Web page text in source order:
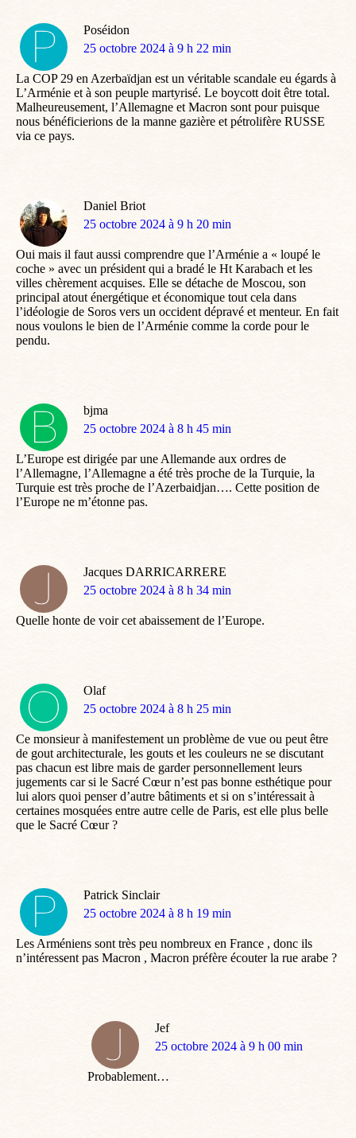
Poséidon
dit
25 octobre 2024 à 9 h 22 min
La COP 29 en Azerbaïdjan est un véritable scandale eu égards à
L’Arménie et à son peuple martyrisé. Le boycott doit être total.
Malheureusement, l’Allemagne et Macron sont pour puisque
nous bénéficierions de la manne gazière et pétrolifère RUSSE
via ce pays.
Daniel Briot
dit
25 octobre 2024 à 9 h 20 min
Oui mais il faut aussi comprendre que l’Arménie a « loupé le
coche » avec un président qui a bradé le Ht Karabach et les
villes chèrement acquises. Elle se détache de Moscou, son
principal atout énergétique et économique tout cela dans
l’idéologie de Soros vers un occident dépravé et menteur. En fait
nous voulons le bien de l’Arménie comme la corde pour le
pendu.
bjma
dit
25 octobre 2024 à 8 h 45 min
L’Europe est dirigée par une Allemande aux ordres de
l’Allemagne, l’Allemagne a été très proche de la Turquie, la
Turquie est très proche de l’Azerbaidjan…. Cette position de
l’Europe ne m’étonne pas.
Jacques DARRICARRERE
dit
25 octobre 2024 à 8 h 34 min
Quelle honte de voir cet abaissement de l’Europe.
Olaf
dit
25 octobre 2024 à 8 h 25 min
Ce monsieur à manifestement un problème de vue ou peut être
de gout architecturale, les gouts et les couleurs ne se discutant
pas chacun est libre mais de garder personnellement leurs
jugements car si le Sacré Cœur n’est pas bonne esthétique pour
lui alors quoi penser d’autre bâtiments et si on s’intéressait à
certaines mosquées entre autre celle de Paris, est elle plus belle
que le Sacré Cœur ?
Patrick Sinclair
dit
25 octobre 2024 à 8 h 19 min
Les Arméniens sont très peu nombreux en France , donc ils
n’intéressent pas Macron , Macron préfère écouter la rue arabe ?
Jef
dit
25 octobre 2024 à 9 h 00 min
Probablement…